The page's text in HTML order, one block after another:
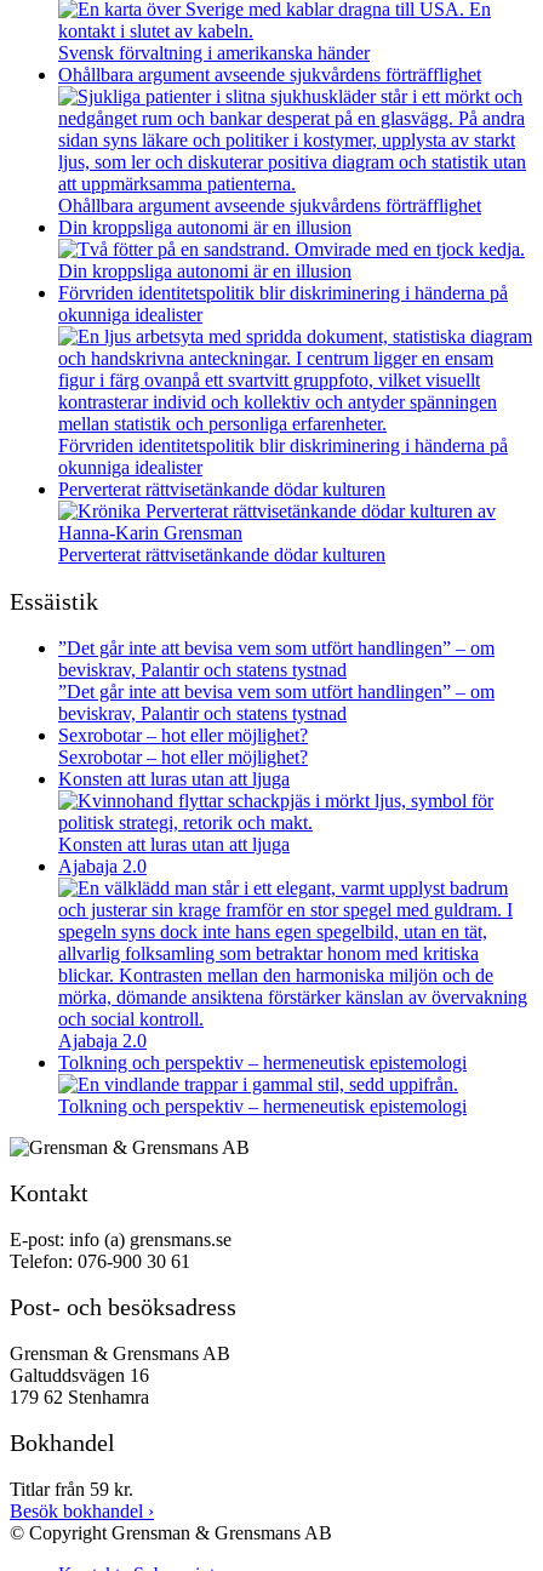
Svensk förvaltning i amerikanska händer
Ohållbara argument avseende sjukvårdens förträfflighet
Ohållbara argument avseende sjukvårdens förträfflighet
Din kroppsliga autonomi är en illusion
Din kroppsliga autonomi är en illusion
Förvriden identitetspolitik blir diskriminering i händerna på
okunniga idealister
Förvriden identitetspolitik blir diskriminering i händerna på
okunniga idealister
Perverterat rättvisetänkande dödar kulturen
Perverterat rättvisetänkande dödar kulturen
Essäistik
”Det går inte att bevisa vem som utfört handlingen” – om
beviskrav, Palantir och statens tystnad
”Det går inte att bevisa vem som utfört handlingen” – om
beviskrav, Palantir och statens tystnad
Sexrobotar – hot eller möjlighet?
Sexrobotar – hot eller möjlighet?
Konsten att luras utan att ljuga
Konsten att luras utan att ljuga
Ajabaja 2.0
Ajabaja 2.0
Tolkning och perspektiv – hermeneutisk epistemologi
Tolkning och perspektiv – hermeneutisk epistemologi
Kontakt
E-post: info (a) grensmans.se
Telefon: 076-900 30 61
Post- och besöksadress
Grensman & Grensmans AB
Galtuddsvägen 16
179 62 Stenhamra
Bokhandel
Titlar från 59 kr.
Besök bokhandel ›
© Copyright Grensman & Grensmans AB